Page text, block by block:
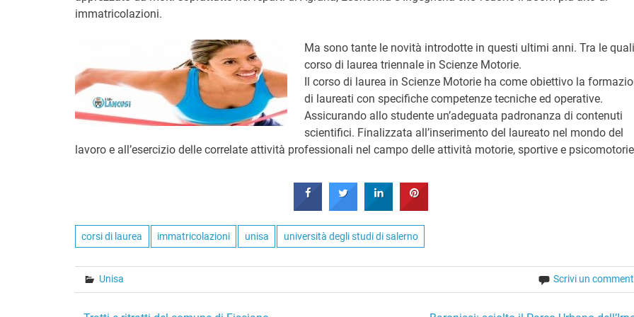
immatricolazioni.
Ma sono tante le novità introdotte in questi ultimi anni. Tra le quali
corso di laurea triennale in Scienze Motorie.
Il corso di laurea in Scienze Motorie ha come obiettivo la
di laureati con specifiche competenze tecniche ed operative.
Assicurando allo studente un’adeguata padronanza di contenuti
scientifici. Finalizzata all’inserimento del laureato nel mondo del
lavoro e all’esercizio delle correlate attività professionali nel campo delle attività motorie, sportive e
corsi di laurea immatricolazioni unisa università degli studi di salerno
Unisa Scrivi un